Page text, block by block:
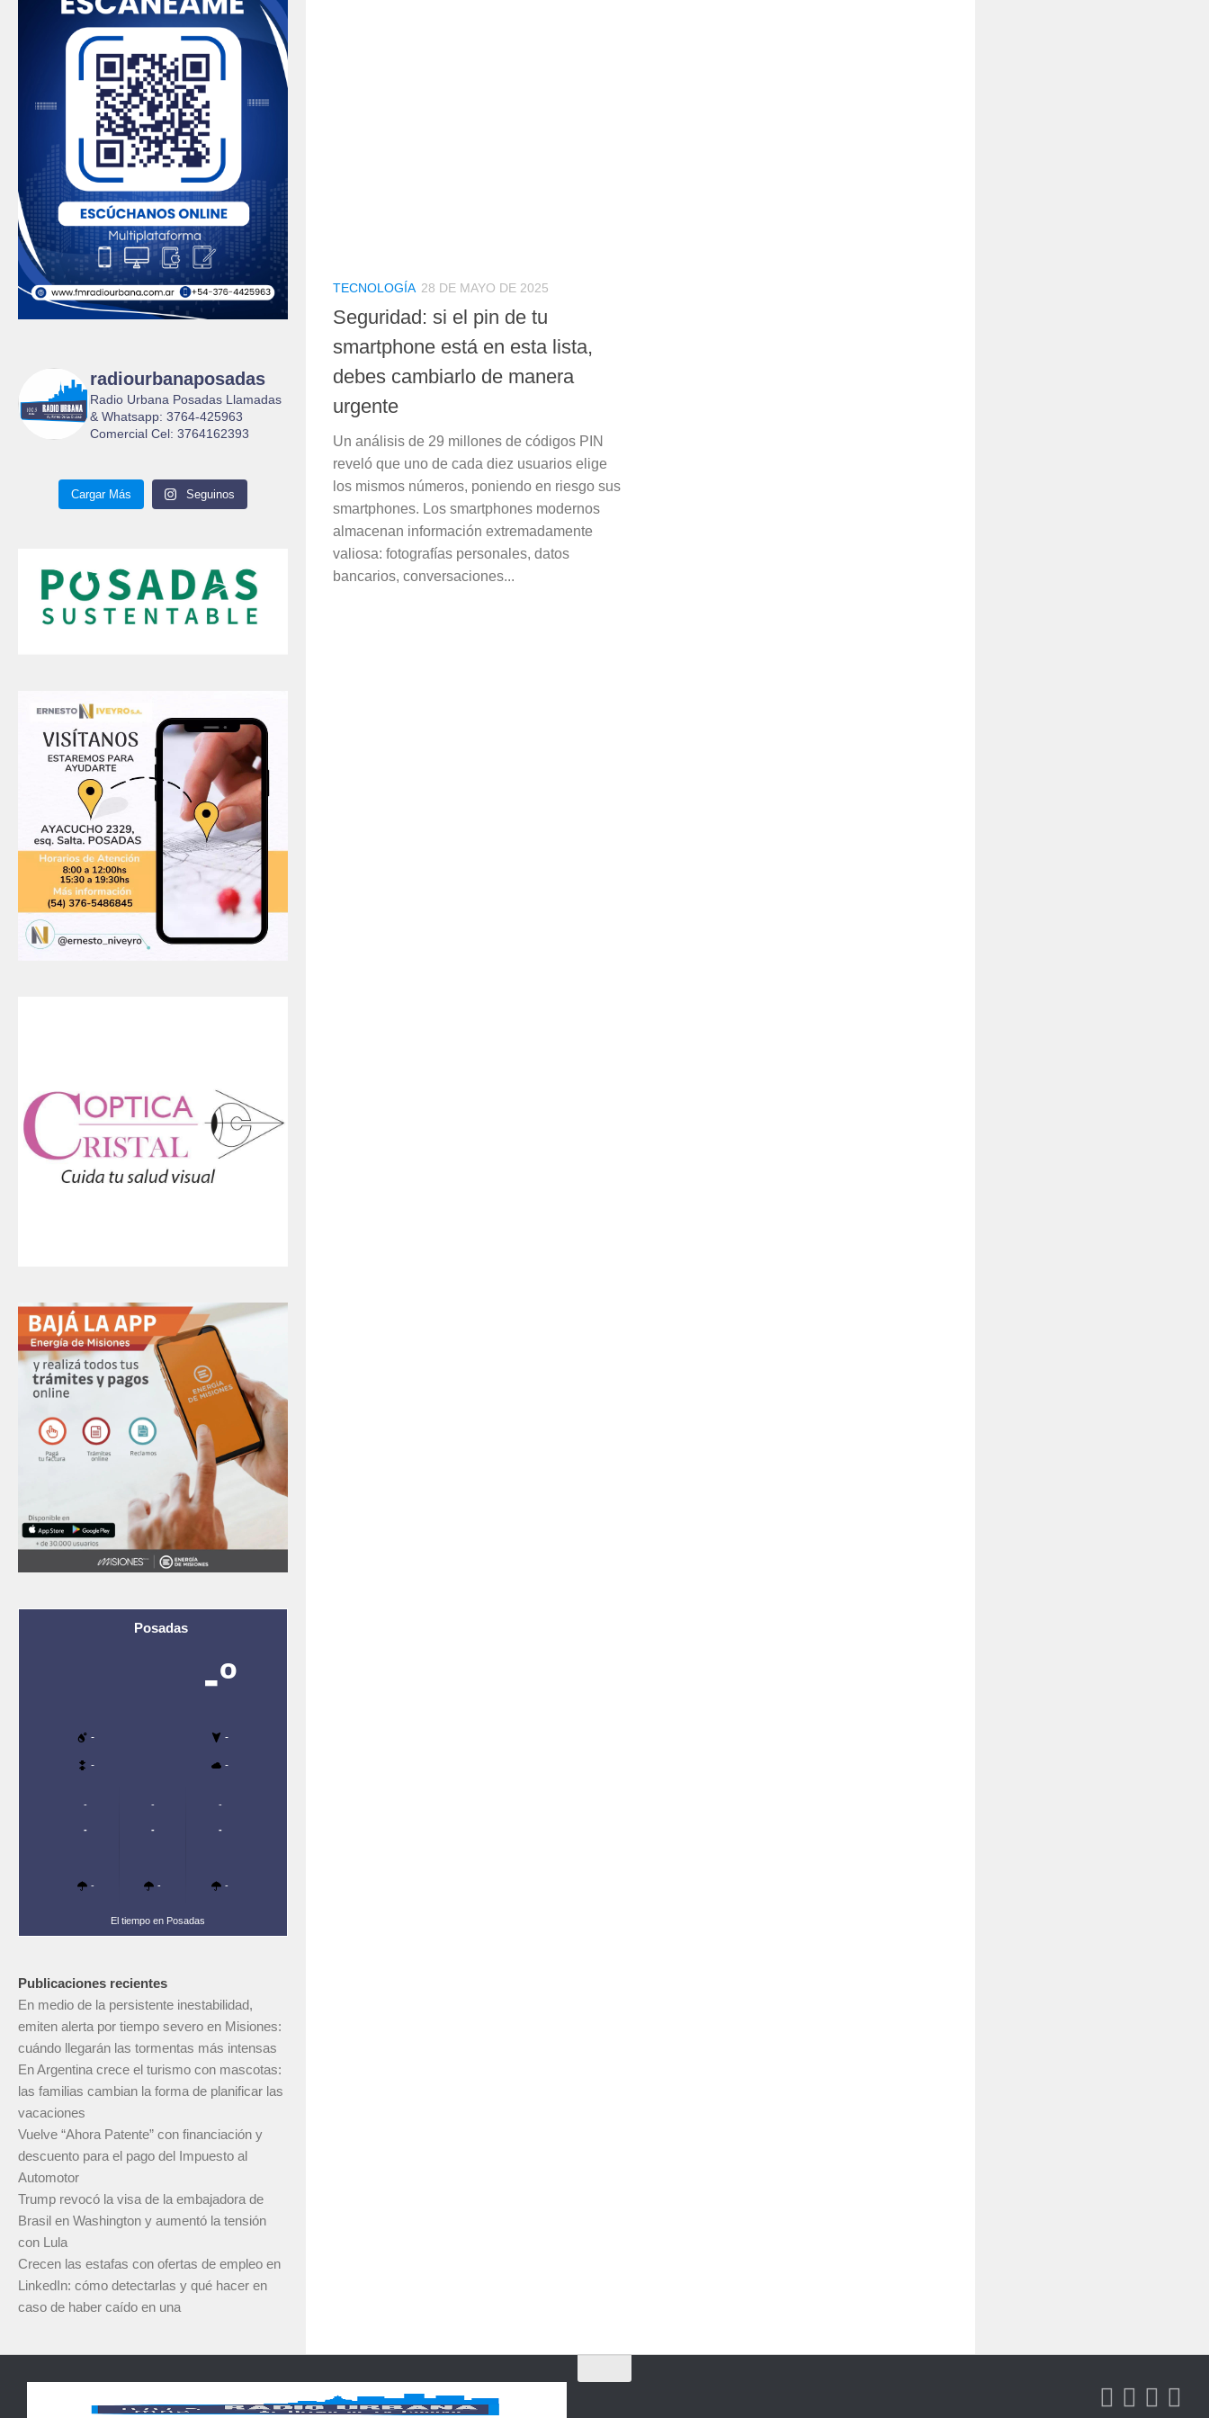
TECNOLOGÍA 28 DE MAYO DE 2025
Seguridad: si el pin de tu
smartphone está en esta lista,
debes cambiarlo de manera
urgente
Un análisis de 29 millones de códigos PIN
reveló que uno de cada diez usuarios elige
los mismos números, poniendo en riesgo sus
smartphones. Los smartphones modernos
almacenan información extremadamente
valiosa: fotografías personales, datos
bancarios, conversaciones...
radiourbanaposadas
Radio Urbana Posadas Llamadas
& Whatsapp: 3764-425963
Comercial Cel: 3764162393
Cargar Más Seguinos
Posadas
-º
- -
- -
-
-
-
-
-
-
-
-
-
El tiempo en Posadas
Publicaciones recientes
En medio de la persistente inestabilidad,
emiten alerta por tiempo severo en Misiones:
cuándo llegarán las tormentas más intensas
En Argentina crece el turismo con mascotas:
las familias cambian la forma de planificar las
vacaciones
Vuelve “Ahora Patente” con financiación y
descuento para el pago del Impuesto al
Automotor
Trump revocó la visa de la embajadora de
Brasil en Washington y aumentó la tensión
con Lula
Crecen las estafas con ofertas de empleo en
LinkedIn: cómo detectarlas y qué hacer en
caso de haber caído en una